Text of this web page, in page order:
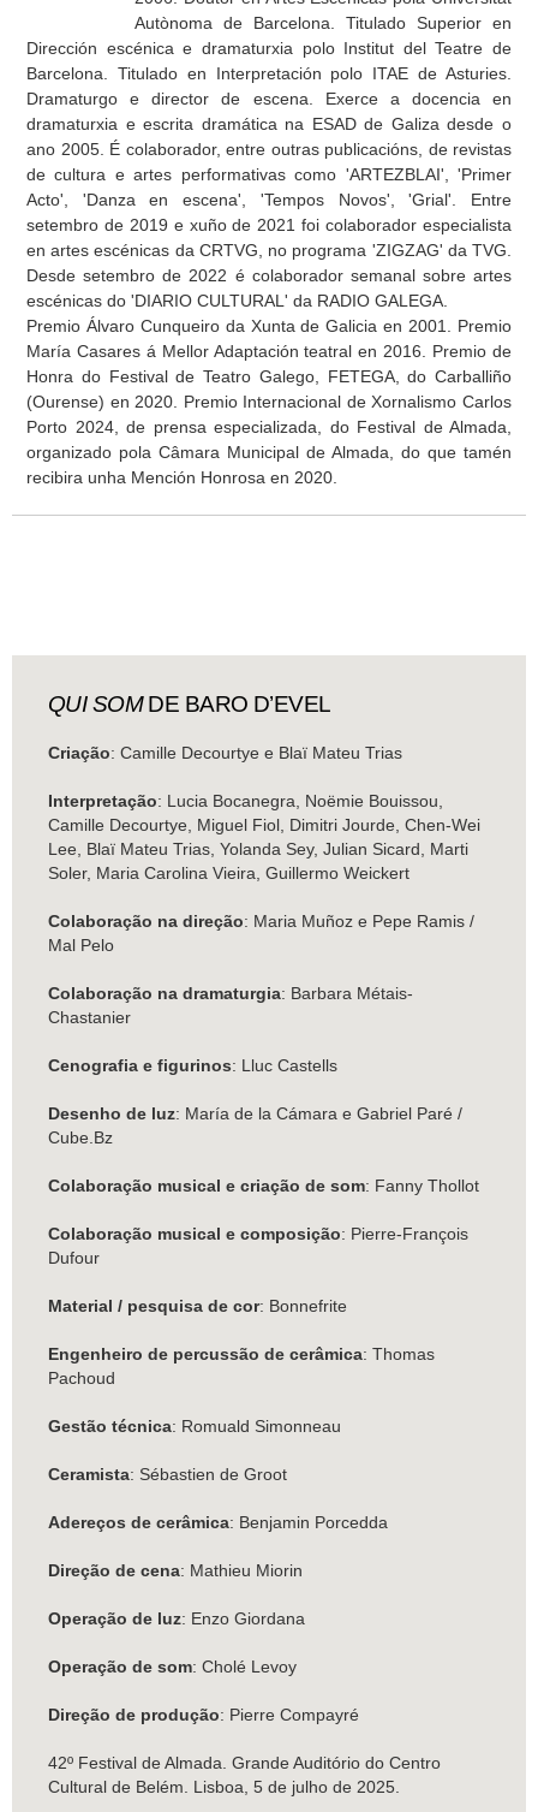
Autònoma de Barcelona. Titulado Superior en
Dirección escénica e dramaturxia polo Institut del Teatre de
Barcelona. Titulado en Interpretación polo ITAE de Asturies.
Dramaturgo e director de escena. Exerce a docencia en
dramaturxia e escrita dramática na ESAD de Galiza desde o
ano 2005. É colaborador, entre outras publicacións, de revistas
de cultura e artes performativas como 'ARTEZBLAI', 'Primer
Acto', 'Danza en escena', 'Tempos Novos', 'Grial'. Entre
setembro de 2019 e xuño de 2021 foi colaborador especialista
en artes escénicas da CRTVG, no programa 'ZIGZAG' da TVG.
Desde setembro de 2022 é colaborador semanal sobre artes
escénicas do 'DIARIO CULTURAL' da RADIO GALEGA.
Premio Álvaro Cunqueiro da Xunta de Galicia en 2001. Premio
María Casares á Mellor Adaptación teatral en 2016. Premio de
Honra do Festival de Teatro Galego, FETEGA, do Carballiño
(Ourense) en 2020. Premio Internacional de Xornalismo Carlos
Porto 2024, de prensa especializada, do Festival de Almada,
organizado pola Câmara Municipal de Almada, do que tamén
recibira unha Mención Honrosa en 2020.
QUI SOMDE BARO D’EVEL
Criação: Camille Decourtye e Blaï Mateu Trias
Interpretação: Lucia Bocanegra, Noëmie Bouissou,
Camille Decourtye, Miguel Fiol, Dimitri Jourde, Chen-Wei
Lee, Blaï Mateu Trias, Yolanda Sey, Julian Sicard, Marti
Soler, Maria Carolina Vieira, Guillermo Weickert
Colaboração na direção: Maria Muñoz e Pepe Ramis /
Mal Pelo
Colaboração na dramaturgia: Barbara Métais-
Chastanier
Cenografia e figurinos: Lluc Castells
Desenho de luz: María de la Cámara e Gabriel Paré /
Cube.Bz
Colaboração musical e criação de som: Fanny Thollot
Colaboração musical e composição: Pierre-François
Dufour
Material / pesquisa de cor: Bonnefrite
Engenheiro de percussão de cerâmica: Thomas
Pachoud
Gestão técnica: Romuald Simonneau
Ceramista: Sébastien de Groot
Adereços de cerâmica: Benjamin Porcedda
Direção de cena: Mathieu Miorin
Operação de luz: Enzo Giordana
Operação de som: Cholé Levoy
Direção de produção: Pierre Compayré
42º Festival de Almada. Grande Auditório do Centro
Cultural de Belém. Lisboa, 5 de julho de 2025.